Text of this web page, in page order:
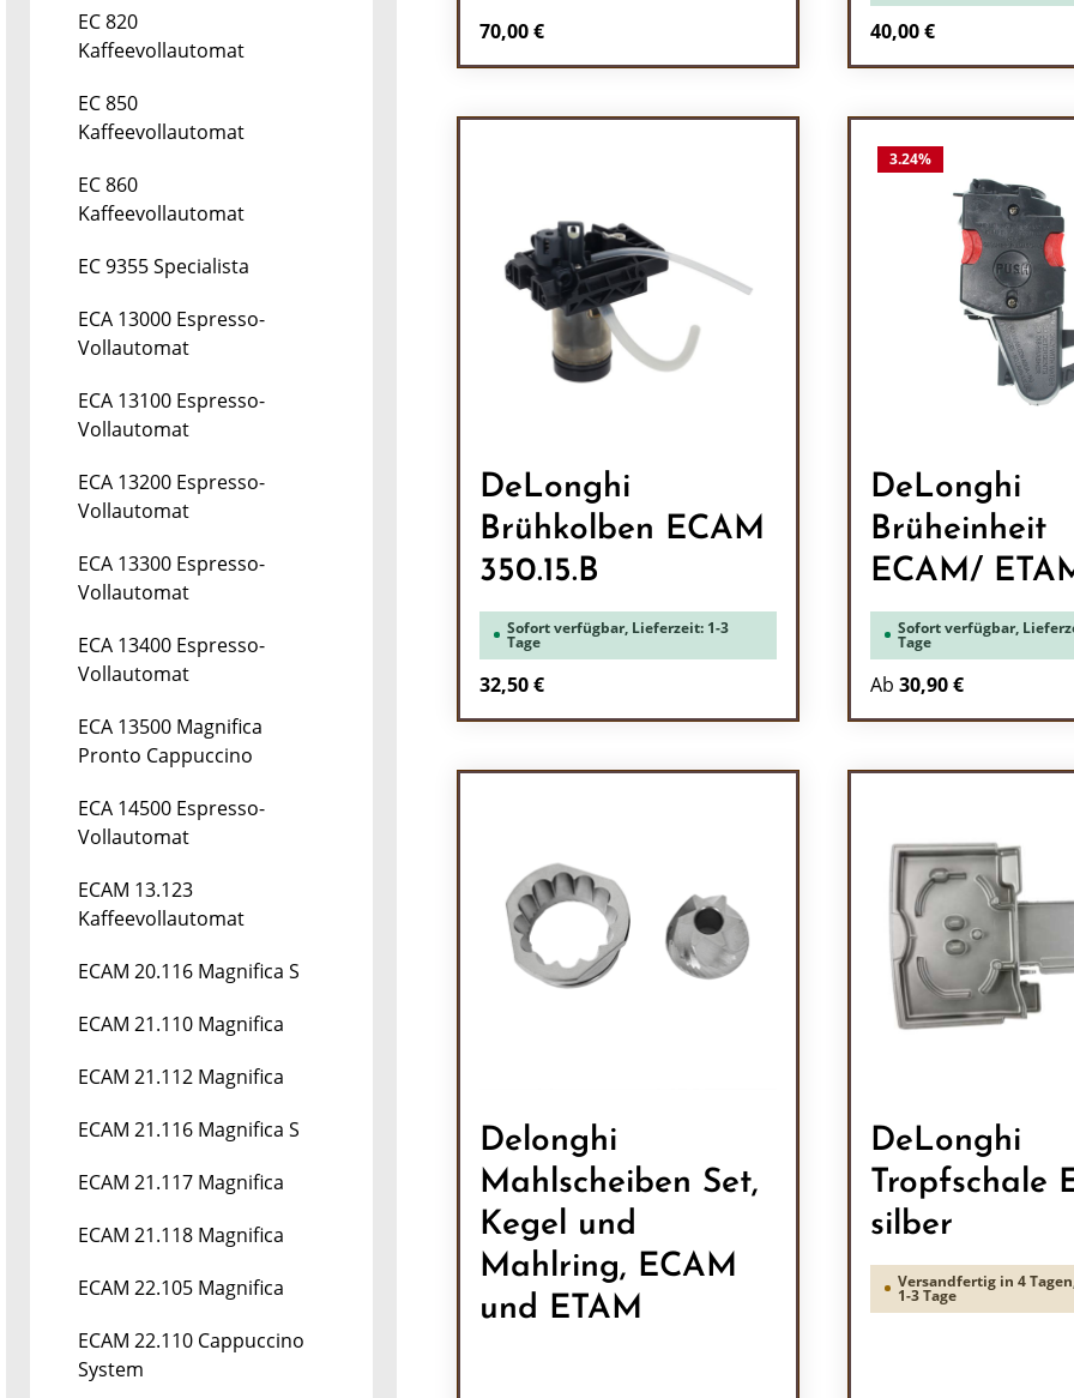
EC 820
Kaffeevollautomat
EC 850
Kaffeevollautomat
EC 860
Kaffeevollautomat
EC 9355 Specialista
ECA 13000 Espresso-
Vollautomat
ECA 13100 Espresso-
Vollautomat
ECA 13200 Espresso-
Vollautomat
ECA 13300 Espresso-
Vollautomat
ECA 13400 Espresso-
Vollautomat
ECA 13500 Magnifica
Pronto Cappuccino
ECA 14500 Espresso-
Vollautomat
ECAM 13.123
Kaffeevollautomat
ECAM 20.116 Magnifica S
ECAM 21.110 Magnifica
ECAM 21.112 Magnifica
ECAM 21.116 Magnifica S
ECAM 21.117 Magnifica
ECAM 21.118 Magnifica
ECAM 22.105 Magnifica
ECAM 22.110 Cappuccino
System
Regulärer Preis:
70,00 € Regulärer Preis:
40,00 €
DeLonghi
Brühkolben ECAM
350.15.B
Sofort verfügbar, Lieferzeit: 1-3
Tage
Regulärer Preis:
32,50 €
3.24%
DeLonghi
Brüheinheit
ECAM/
Sofort verfügbar,
Tage
Ab 30,90 €
Delonghi
Mahlscheiben Set,
Kegel und
Mahlring, ECAM
und ETAM
DeLonghi
Tropfschale
silber
Versandfertig in 4
1-3 Tage